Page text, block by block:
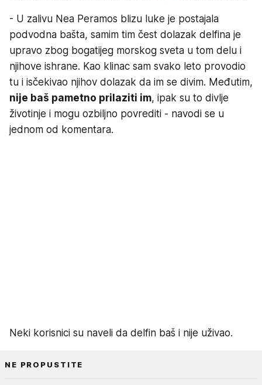
- U zalivu Nea Peramos blizu luke je postajala
podvodna bašta, samim tim čest dolazak delfina je
upravo zbog bogatijeg morskog sveta u tom delu i
njihove ishrane. Kao klinac sam svako leto provodio
tu i isčekivao njihov dolazak da im se divim. Međutim,
nije baš pametno prilaziti im, ipak su to divlje
životinje i mogu ozbiljno povrediti - navodi se u
jednom od komentara.
Neki korisnici su naveli da delfin baš i nije uživao.
NE PROPUSTITE